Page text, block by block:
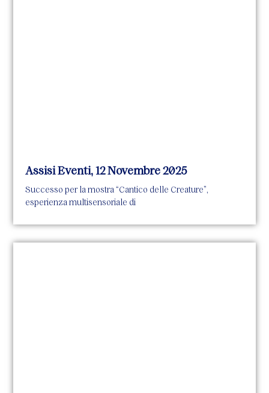
Assisi Eventi, 12 Novembre 2025
Successo per la mostra “Cantico delle Creature”,
esperienza multisensoriale di